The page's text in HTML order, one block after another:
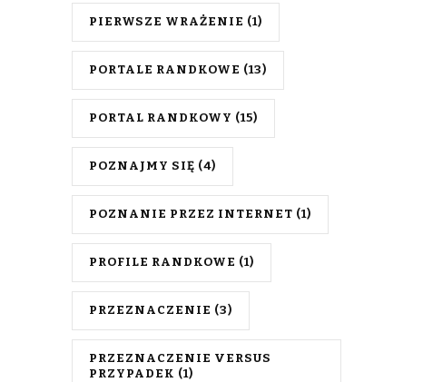
PIERWSZE WRAŻENIE (1)
PORTALE RANDKOWE (13)
PORTAL RANDKOWY (15)
POZNAJMY SIĘ (4)
POZNANIE PRZEZ INTERNET (1)
PROFILE RANDKOWE (1)
PRZEZNACZENIE (3)
PRZEZNACZENIE VERSUS
PRZYPADEK (1)